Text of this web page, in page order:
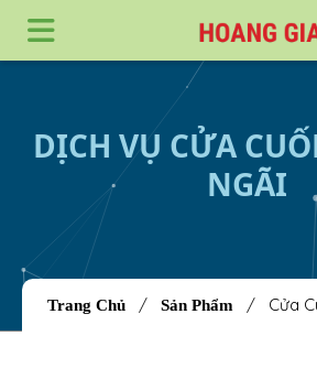
DỊCH VỤ CỬA
NGÃI
Trang Chủ / Sản Phẩm / Cửa